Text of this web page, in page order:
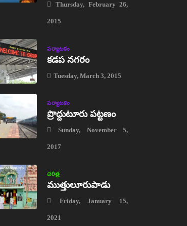
Thursday, February 26,
2015
పర్యాటకం
కడప నగరం
Tuesday, March 3, 2015
పర్యాటకం
ప్రొద్దుటూరు పట్టణం
Sunday, November 5,
2017
చరిత్ర
ముత్తులూరుపాడు
Friday, January 15,
2021